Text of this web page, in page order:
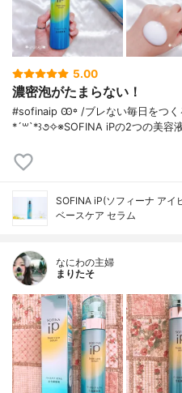
5.00
濃密泡がたまらない！
#sofinaip Ꙭ꙳ / ブレない毎日をつく
*´꒳`*꒱૭✧※SOFINA iPの2つの美容
SOFINA iP(ソフィーナ アイ
ベースケア セラム
なにわの主婦
まりたそ